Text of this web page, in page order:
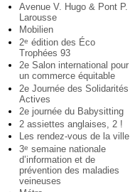
Avenue V. Hugo & Pont P.
Larousse
Mobilien
2e édition des Éco
Trophées 93
2e Salon international pour
un commerce équitable
2e Journée des Solidarités
Actives
2e journée du Babysitting
2 assiettes anglaises, 2 !
Les rendez-vous de la ville
3e semaine nationale
d’information et de
prévention des maladies
veineuses